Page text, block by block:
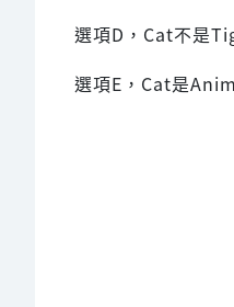
選項D，Cat不是
選項E，Cat是